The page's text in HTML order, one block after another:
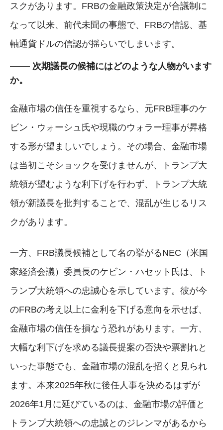
スクがあります。FRBの金融政策決定が合議制に
なって以来、前代未聞の事態で、FRBの信認、基
軸通貨ドルの信認が揺らいでしまいます。
次期議長の候補にはどのような人物がいます
か。
金融市場の信任を重視するなら、元FRB理事のケ
ビン・ウォーシュ氏や現職のウォラー理事が昇格
する形が望ましいでしょう。その場合、金融市場
は当初こそショックを受けませんが、トランプ大
統領が望むような利下げを行わず、トランプ大統
領が新議長を批判することで、混乱が生じるリス
クがあります。
一方、FRB議長候補として名の挙がるNEC（米国
家経済会議）委員長のケビン・ハセット氏は、ト
ランプ大統領への忠誠心を示しています。彼が今
のFRBの考え以上に金利を下げる意向を示せば、
金融市場の信任を損なう恐れがあります。一方、
大幅な利下げを求める議長提案の否決や票割れと
いった事態でも、金融市場の混乱を招くと見られ
ます。本来2025年秋に後任人事を決めるはずが
2026年1月に延びているのは、金融市場の評価と
トランプ大統領への忠誠とのジレンマがあるから